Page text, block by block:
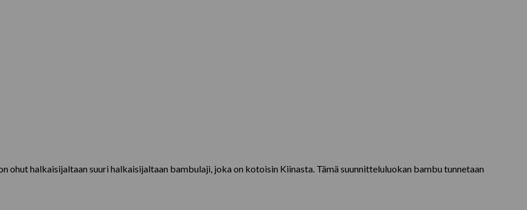
ohut halkaisijaltaan suuri halkaisijaltaan bambulaji, joka on kotoisin Kiinasta. Tämä suunnitteluluokan bambu tunnetaan